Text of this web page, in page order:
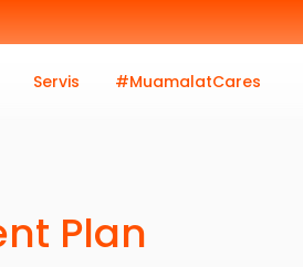
Servis #MuamalatCares
Plan